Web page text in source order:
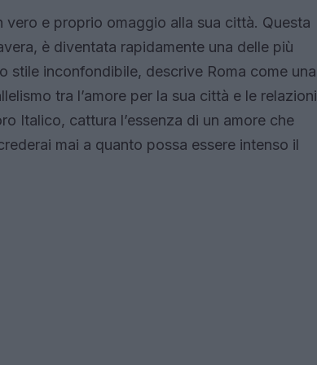
vero e proprio omaggio alla sua città. Questa
è diventata rapidamente una delle più
stile inconfondibile, descrive Roma come una
tra l’amore per la sua città e le relazioni
Italico, cattura l’essenza di un amore che
mai a quanto possa essere intenso il